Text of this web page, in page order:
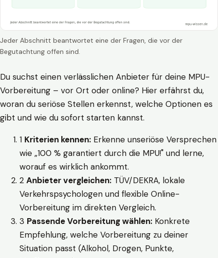
Jeder Abschnitt beantwortet eine der Fragen, die vor der
Begutachtung offen sind.
Du suchst einen verlässlichen Anbieter für deine MPU-
Vorbereitung – vor Ort oder online? Hier erfährst du,
woran du seriöse Stellen erkennst, welche Optionen es
gibt und wie du sofort starten kannst.
1 Kriterien kennen: Erkenne unseriöse Versprechen
wie „100 % garantiert durch die MPU!" und lerne,
worauf es wirklich ankommt.
2 Anbieter vergleichen: TÜV/DEKRA, lokale
Verkehrspsychologen und flexible Online-
Vorbereitung im direkten Vergleich.
3 Passende Vorbereitung wählen: Konkrete
Empfehlung, welche Vorbereitung zu deiner
Situation passt (Alkohol, Drogen, Punkte,